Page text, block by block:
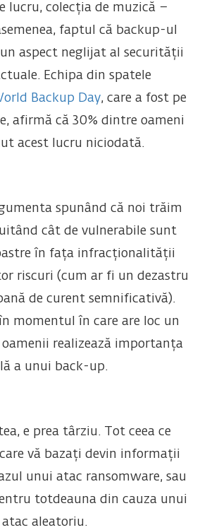
lucru, colecția de muzică –
faptul că backup-ul
aspect neglijat al securității
Echipa din spatele
Backup Day, care a fost pe
afirmă că 30% dintre oameni
acest lucru niciodată.
spunând că noi trăim
cât de vulnerabile sunt
în fața infracționalității
riscuri (cum ar fi un dezastru
de curent semnificativă).
momentul în care are loc un
realizează importanța
a unui back-up.
e prea târziu. Tot ceea ce
vă bazați devin informații
unui atac ransomware, sau
totdeauna din cauza unui
atac aleatoriu.